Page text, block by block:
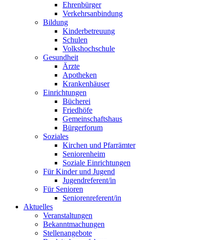
Ehrenbürger
Verkehrsanbindung
Bildung
Kinderbetreuung
Schulen
Volkshochschule
Gesundheit
Ärzte
Apotheken
Krankenhäuser
Einrichtungen
Bücherei
Friedhöfe
Gemeinschaftshaus
Bürgerforum
Soziales
Kirchen und Pfarrämter
Seniorenheim
Soziale Einrichtungen
Für Kinder und Jugend
Jugendreferent/in
Für Senioren
Seniorenreferent/in
Aktuelles
Veranstaltungen
Bekanntmachungen
Stellenangebote